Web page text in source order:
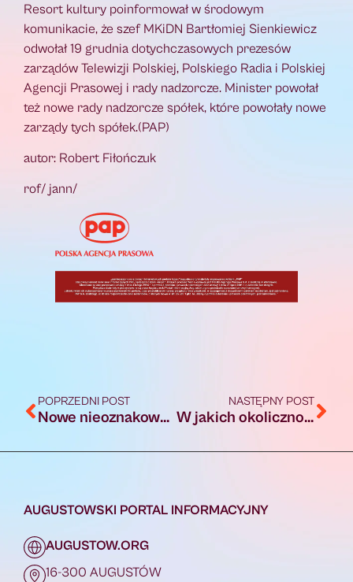
Resort kultury poinformował w środowym
komunikacie, że szef MKiDN Bartłomiej Sienkiewicz
odwołał 19 grudnia dotychczasowych prezesów
zarządów Telewizji Polskiej, Polskiego Radia i Polskiej
Agencji Prasowej i rady nadzorcze. Minister powołał
też nowe rady nadzorcze spółek, które powołały nowe
zarządy tych spółek.(PAP)
autor: Robert Fiłończuk
rof/ jann/
POPRZEDNI POST
Nowe nieoznakowane radiowozy w augustowskiej komendzie
NASTĘPNY POST
W jakich okolicznościach pracownik ZUS-u może odwiedzić seniora w domu
AUGUSTOWSKI PORTAL INFORMACYJNY
AUGUSTOW.ORG
16-300 AUGUSTÓW